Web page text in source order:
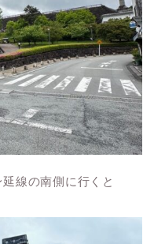
線の南側に行くと